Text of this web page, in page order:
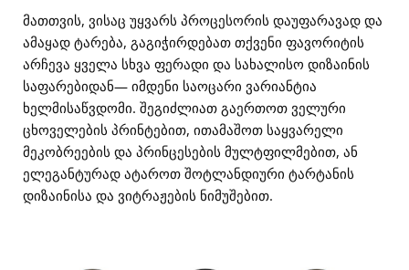
მათთვის, ვისაც უყვარს პროცესორის დაუფარავად და
ამაყად ტარება, გაგიჭირდებათ თქვენი ფავორიტის
არჩევა ყველა სხვა ფერადი და სახალისო დიზაინის
საფარებიდან— იმდენი საოცარი ვარიანტია
ხელმისაწვდომი. შეგიძლიათ გაერთოთ ველური
ცხოველების პრინტებით, ითამაშოთ საყვარელი
მეკობრეების და პრინცესების მულტფილმებით, ან
ელეგანტურად ატაროთ შოტლანდიური ტარტანის
დიზაინისა და ვიტრაჟების ნიმუშებით.